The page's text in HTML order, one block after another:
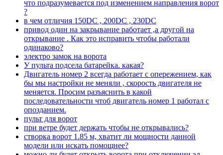
что подразумевается под изменением направления ворот
?
в чем отличия 150DC , 200DC , 230DC
привод один на закрывание работает ,а другой на
открывание . Как это исправить чтобы работали
одинаково?
электро замок на ворота
У пульта подсела батарейка. какая?
Двигатель номер 2 всегда работает с опережением, как
бы мы настройки не меняли , скорость двигателя не
меняется. Просим разъяснить в какой
последовательности чтоб двигатель номер 1 работал с
опозданием.
пульт для ворот
при ветре будет держать чтобы не открывались?
створка ворот 1.85 м, хватит ли мощности данной
модели или искать помощнее?